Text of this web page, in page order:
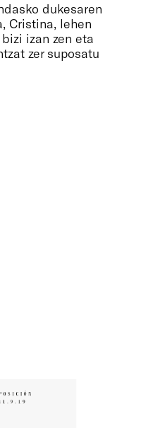
dukesaren
Cristina, lehen
izan zen eta
zer suposatu